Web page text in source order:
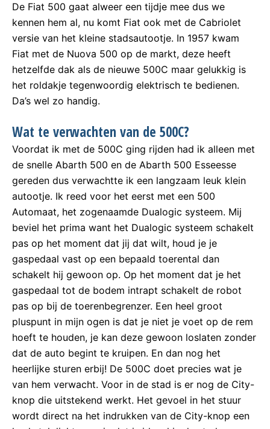
De Fiat 500 gaat alweer een tijdje mee dus we
kennen hem al, nu komt Fiat ook met de Cabriolet
versie van het kleine stadsautootje. In 1957 kwam
Fiat met de Nuova 500 op de markt, deze heeft
hetzelfde dak als de nieuwe 500C maar gelukkig is
het roldakje tegenwoordig elektrisch te bedienen.
Da’s wel zo handig.
Wat te verwachten van de 500C?
Voordat ik met de 500C ging rijden had ik alleen met
de snelle Abarth 500 en de Abarth 500 Esseesse
gereden dus verwachtte ik een langzaam leuk klein
autootje. Ik reed voor het eerst met een 500
Automaat, het zogenaamde Dualogic systeem. Mij
beviel het prima want het Dualogic systeem schakelt
pas op het moment dat jij dat wilt, houd je je
gaspedaal vast op een bepaald toerental dan
schakelt hij gewoon op. Op het moment dat je het
gaspedaal tot de bodem intrapt schakelt de robot
pas op bij de toerenbegrenzer. Een heel groot
pluspunt in mijn ogen is dat je niet je voet op de rem
hoeft te houden, je kan deze gewoon loslaten zonder
dat de auto begint te kruipen. En dan nog het
heerlijke sturen erbij! De 500C doet precies wat je
van hem verwacht. Voor in de stad is er nog de City-
knop die uitstekend werkt. Het gevoel in het stuur
wordt direct na het indrukken van de City-knop een